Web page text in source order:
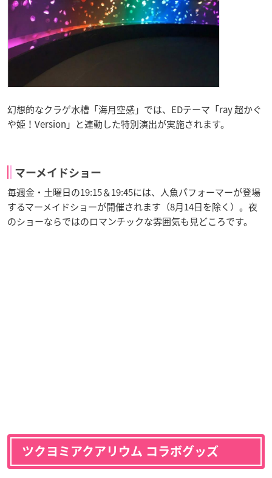
幻想的なクラゲ水槽「海月空感」では、EDテーマ「ray 超かぐ
や姫！Version」と連動した特別演出が実施されます。
マーメイドショー
毎週金・土曜日の19:15＆19:45には、人魚パフォーマーが登場
するマーメイドショーが開催されます（8月14日を除く）。夜
のショーならではのロマンチックな雰囲気も見どころです。
ツクヨミアクアリウム コラボグッズ